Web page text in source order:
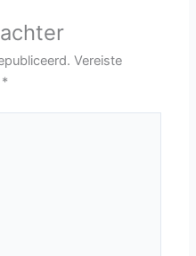
Vereiste
*